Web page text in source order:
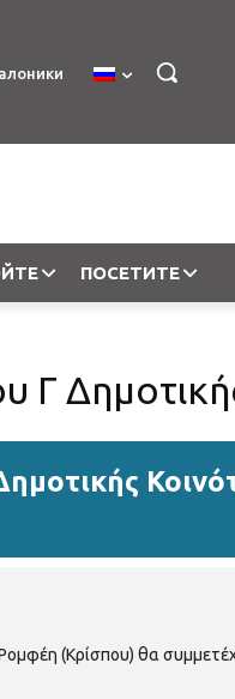
ПОСЕТИТЕ
Γ
(Κρίσπου) θα